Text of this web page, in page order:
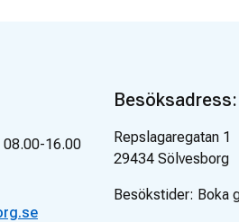
08.00-16.00
Besöksadress:
Repslagaregatan 1
29434 Sölvesborg
Besökstider: Boka